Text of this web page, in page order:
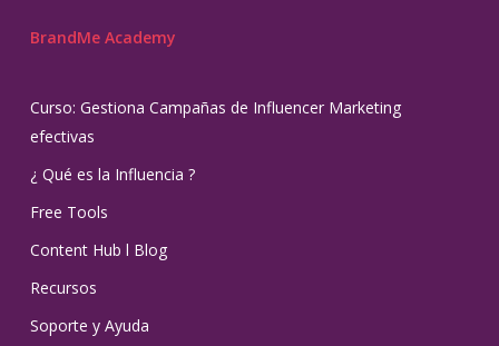
BrandMe Academy
Curso: Gestiona Campañas de Influencer Marketing
efectivas
¿ Qué es la Influencia ?
Free Tools
Content Hub l Blog
Recursos
Soporte y Ayuda